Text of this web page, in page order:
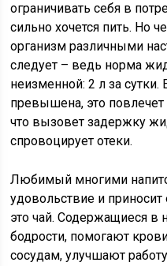
ограничивать себя в
сильно хочется пить. Но
организм различными
следует – ведь норма
неизменной: 2 л за сутки.
превышена, это повлечет
что вызовет задержку
спровоцирует отеки.
Любимый многими
удовольствие и
это чай. Содержащиеся
бодрости, помогают
сосудам, улучшают